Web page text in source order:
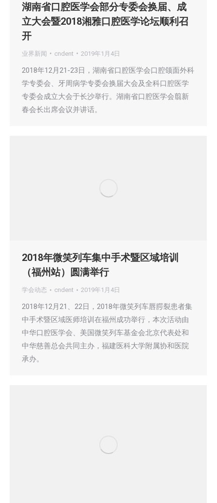
湖南省口腔医学会部分专委会换届、成
立大会暨2018湘雅口腔医学论坛顺利召
开
业界新闻 cndent 2019年1月4日
2018年12月21-23日，湖南省口腔医学会口腔颌面外科
学专委会、牙周病学专委会换届大会及全科口腔医学
专委会成立大会于长沙举行。湖南省口腔医学会翦新
春会长出席会议并讲话。
2018年微笑列车集中手术暨区域培训
（福州站）圆满举行
学会动态 cndent 2019年1月4日
2018年12月21、22日，2018年微笑列车唇腭裂患者集
中手术暨区域医师培训在福州成功举行，本次活动由
中华口腔医学会、美国微笑列车基金会北京代表处和
中华慈善总会共同主办，福建医科大学附属协和医院
承办。